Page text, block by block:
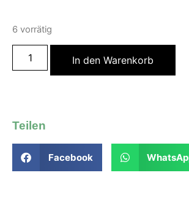
6 vorrätig
In den Warenkorb
Teilen
Facebook